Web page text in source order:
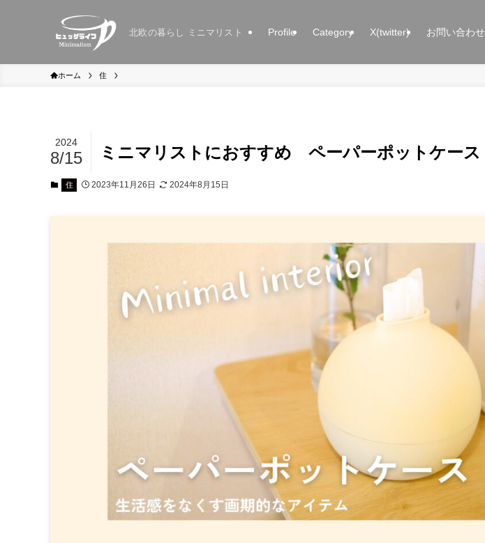
北欧の暮らし ミニマリスト Profile Category X(twitter) お問い合わせ
ホーム 住
ミニマリストにおすすめ ペーパーポットケース
2024
8/15
住 2023年11月26日 2024年8月15日